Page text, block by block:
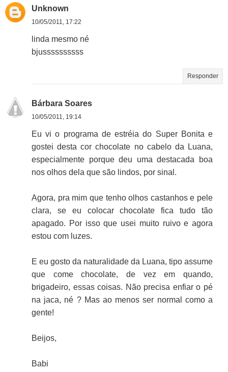
Unknown
10/05/2011, 17:22
linda mesmo né
bjussssssssss
Responder
Bárbara Soares
10/05/2011, 19:14
Eu vi o programa de estréia do Super Bonita e
gostei desta cor chocolate no cabelo da Luana,
especialmente porque deu uma destacada boa
nos olhos dela que são lindos, por sinal.
Agora, pra mim que tenho olhos castanhos e pele
clara, se eu colocar chocolate fica tudo tão
apagado. Por isso que usei muito ruivo e agora
estou com luzes.
E eu gosto da naturalidade da Luana, tipo assume
que come chocolate, de vez em quando,
brigadeiro, essas coisas. Não precisa enfiar o pé
na jaca, né ? Mas ao menos ser normal como a
gente!
Beijos,
Babi